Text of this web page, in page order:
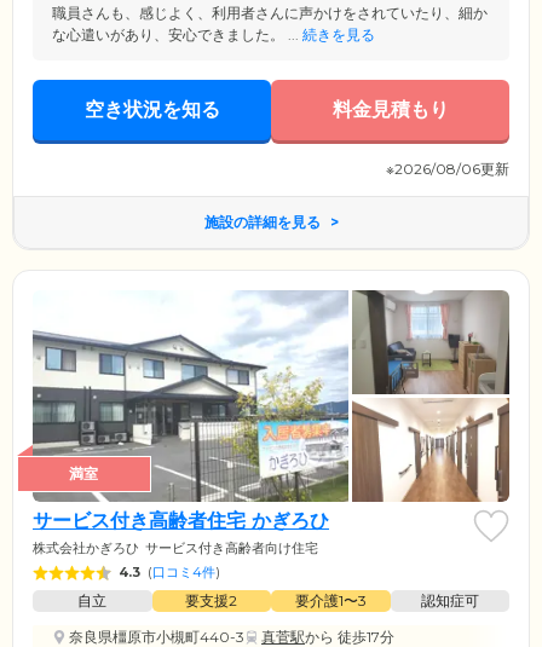
職員さんも、感じよく、利用者さんに声かけをされていたり、細か
な心遣いがあり、安心できました。 ... 続きを見る
空き状況を知る 料金見積もり
※2026/08/06更新
施設の詳細を見る
満室
サービス付き高齢者住宅 かぎろひ
株式会社かぎろひ サービス付き高齢者向け住宅
4.3 (口コミ4件)
自立 要支援2 要介護1〜3
認知症可
奈良県橿原市小槻町440-3
真菅駅から 徒歩17分